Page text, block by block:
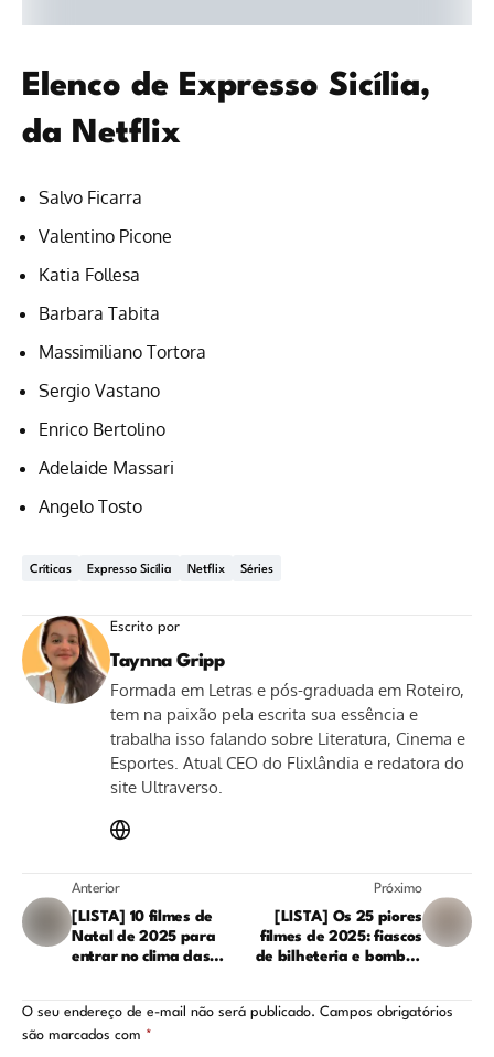
Elenco de Expresso Sicília,
da Netflix
Salvo Ficarra
Valentino Picone
Katia Follesa
Barbara Tabita
Massimiliano Tortora
Sergio Vastano
Enrico Bertolino
Adelaide Massari
Angelo Tosto
Críticas Expresso Sicília Netflix Séries
Escrito por
Taynna Gripp
Formada em Letras e pós-graduada em Roteiro,
tem na paixão pela escrita sua essência e
trabalha isso falando sobre Literatura, Cinema e
Esportes. Atual CEO do Flixlândia e redatora do
site Ultraverso.
Anterior
[LISTA] 10 filmes de
Natal de 2025 para
entrar no clima das
Próximo
[LISTA] Os 25 piores
filmes de 2025: fiascos
de bilheteria e bombas
O seu endereço de e-mail não será publicado. Campos obrigatórios
são marcados com *